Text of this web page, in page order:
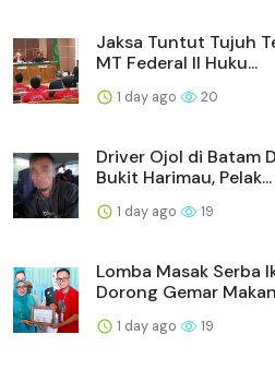
Jaksa Tuntut Tujuh
MT Federal II Huku...
1 day ago 20
Driver Ojol di Batam
Bukit Harimau, Pelak...
1 day ago 19
Lomba Masak Serba
Dorong Gemar
1 day ago 19